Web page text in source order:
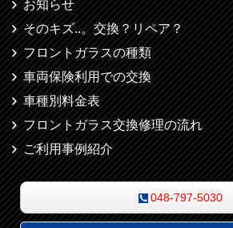
お知らせ
そのキズ..。交換？リペア？
フロントガラスの種類
車両保険利用での交換
車種別料金表
フロントガラス交換修理の流れ
ご利用事例紹介
048-797-5030